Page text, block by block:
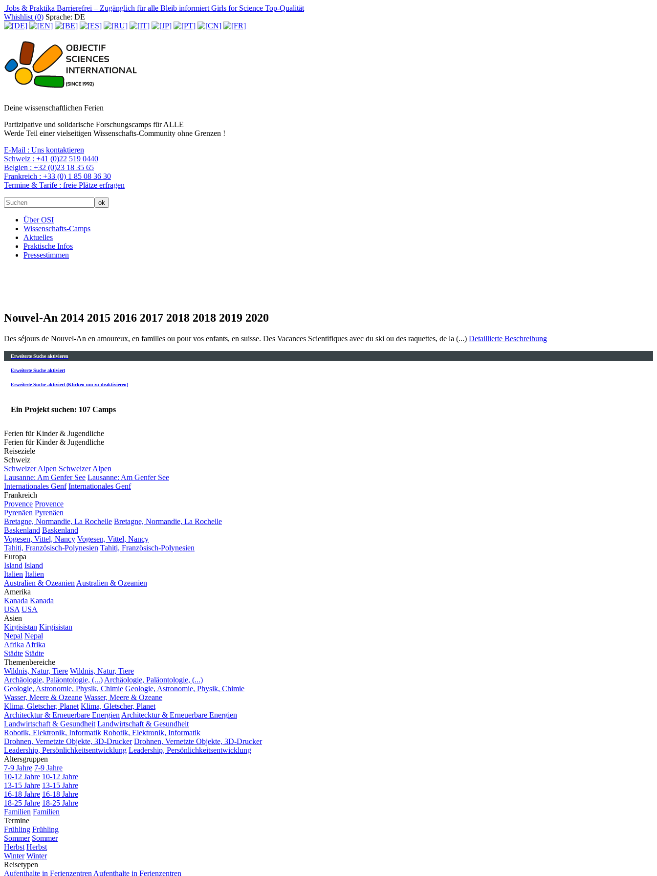
Jobs & Praktika Barrierefrei – Zugänglich für alle Bleib informiert Girls for Science Top-Qualität
Whishlist (0) Sprache: DE
Deine wissenschaftlichen Ferien
Partizipative und solidarische Forschungscamps für ALLE
Werde Teil einer vielseitigen Wissenschafts-Community ohne Grenzen !
E-Mail : Uns kontaktieren
Schweiz : +41 (0)22 519 0440
Belgien : +32 (0)23 18 35 65
Frankreich : +33 (0) 1 85 08 36 30
Termine & Tarife : freie Plätze erfragen
Über OSI
Wissenschafts-Camps
Aktuelles
Praktische Infos
Pressestimmen
Nouvel-An 2014 2015 2016 2017 2018 2018 2019 2020
Des séjours de Nouvel-An en amoureux, en familles ou pour vos enfants, en suisse. Des Vacances Scientifiques avec du ski ou des raquettes, de la (...) Detaillierte Beschreibung
Erweiterte Suche aktivieren
Erweiterte Suche aktiviert
Erweiterte Suche aktiviert (Klicken um zu deaktivieren)
Ein Projekt suchen: 107 Camps
Ferien für Kinder & Jugendliche
Ferien für Kinder & Jugendliche
Reiseziele
Schweiz
Schweizer Alpen Schweizer Alpen
Lausanne: Am Genfer See Lausanne: Am Genfer See
Internationales Genf Internationales Genf
Frankreich
Provence Provence
Pyrenäen Pyrenäen
Bretagne, Normandie, La Rochelle Bretagne, Normandie, La Rochelle
Baskenland Baskenland
Vogesen, Vittel, Nancy Vogesen, Vittel, Nancy
Tahiti, Französisch-Polynesien Tahiti, Französisch-Polynesien
Europa
Island Island
Italien Italien
Australien & Ozeanien Australien & Ozeanien
Amerika
Kanada Kanada
USA USA
Asien
Kirgisistan Kirgisistan
Nepal Nepal
Afrika Afrika
Städte Städte
Themenbereiche
Wildnis, Natur, Tiere Wildnis, Natur, Tiere
Archäologie, Paläontologie, (...) Archäologie, Paläontologie, (...)
Geologie, Astronomie, Physik, Chimie Geologie, Astronomie, Physik, Chimie
Wasser, Meere & Ozeane Wasser, Meere & Ozeane
Klima, Gletscher, Planet Klima, Gletscher, Planet
Architecktur & Erneuerbare Energien Architecktur & Erneuerbare Energien
Landwirtschaft & Gesundheit Landwirtschaft & Gesundheit
Robotik, Elektronik, Informatik Robotik, Elektronik, Informatik
Drohnen, Vernetzte Objekte, 3D-Drucker Drohnen, Vernetzte Objekte, 3D-Drucker
Leadership, Persönlichkeitsentwicklung Leadership, Persönlichkeitsentwicklung
Altersgruppen
7-9 Jahre 7-9 Jahre
10-12 Jahre 10-12 Jahre
13-15 Jahre 13-15 Jahre
16-18 Jahre 16-18 Jahre
18-25 Jahre 18-25 Jahre
Familien Familien
Termine
Frühling Frühling
Sommer Sommer
Herbst Herbst
Winter Winter
Reisetypen
Aufenthalte in Ferienzentren Aufenthalte in Ferienzentren